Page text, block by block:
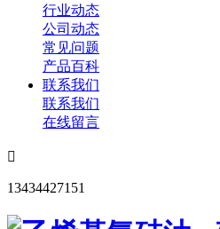
行业动态
公司动态
常见问题
产品百科
联系我们
联系我们
在线留言

13434427151